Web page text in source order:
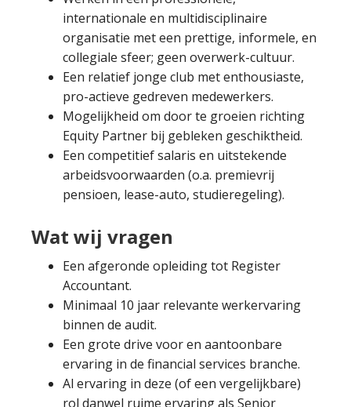
internationale en multidisciplinaire
organisatie met een prettige, informele, en
collegiale sfeer; geen overwerk-cultuur.
Een relatief jonge club met enthousiaste,
pro-actieve gedreven medewerkers.
Mogelijkheid om door te groeien richting
Equity Partner bij gebleken geschiktheid.
Een competitief salaris en uitstekende
arbeidsvoorwaarden (o.a. premievrij
pensioen, lease-auto, studieregeling).
Wat wij vragen
Een afgeronde opleiding tot Register
Accountant.
Minimaal 10 jaar relevante werkervaring
binnen de audit.
Een grote drive voor en aantoonbare
ervaring in de financial services branche.
Al ervaring in deze (of een vergelijkbare)
rol danwel ruime ervaring als Senior